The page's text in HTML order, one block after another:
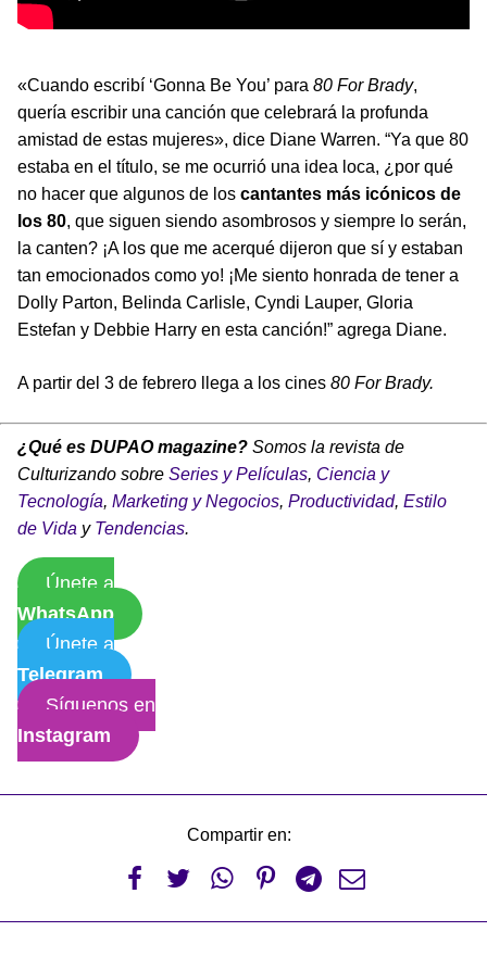
«Cuando escribí ‘Gonna Be You’ para 80 For Brady,
quería escribir una canción que celebrará la profunda
amistad de estas mujeres», dice Diane Warren. “Ya que 80
estaba en el título, se me ocurrió una idea loca, ¿por qué
no hacer que algunos de los cantantes más icónicos de
los 80, que siguen siendo asombrosos y siempre lo serán,
la canten? ¡A los que me acerqué dijeron que sí y estaban
tan emocionados como yo! ¡Me siento honrada de tener a
Dolly Parton, Belinda Carlisle, Cyndi Lauper, Gloria
Estefan y Debbie Harry en esta canción!” agrega Diane.
A partir del 3 de febrero llega a los cines 80 For Brady.
¿Qué es DUPAO magazine? Somos la revista de
Culturizando sobre Series y Películas, Ciencia y
Tecnología, Marketing y Negocios, Productividad, Estilo
de Vida y Tendencias.
Únete a
WhatsApp
Únete a
Telegram
Síguenos en
Instagram
Compartir en:
     